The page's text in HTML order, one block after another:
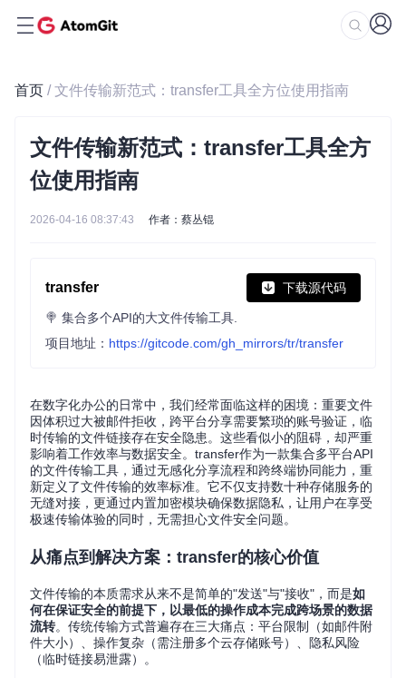
首页 / 文件传输新范式：transfer工具全方位使用指南
文件传输新范式：transfer工具全方
位使用指南
2026-04-16 08:37:43 作者：蔡丛锟
transfer 下载源代码
🍭 集合多个API的大文件传输工具.
项目地址： https://gitcode.com/gh_mirrors/tr/transfer
在数字化办公的日常中，我们经常面临这样的困境：重要文件
因体积过大被邮件拒收，跨平台分享需要繁琐的账号验证，临
时传输的文件链接存在安全隐患。这些看似小的阻碍，却严重
影响着工作效率与数据安全。transfer作为一款集合多平台API
的文件传输工具，通过无感化分享流程和跨终端协同能力，重
新定义了文件传输的效率标准。它不仅支持数十种存储服务的
无缝对接，更通过内置加密模块确保数据隐私，让用户在享受
极速传输体验的同时，无需担心文件安全问题。
从痛点到解决方案：transfer的核心价值
文件传输的本质需求从来不是简单的"发送"与"接收"，而是如
何在保证安全的前提下，以最低的操作成本完成跨场景的数据
流转。传统传输方式普遍存在三大痛点：平台限制（如邮件附
件大小）、操作复杂（需注册多个云存储账号）、隐私风险
（临时链接易泄露）。